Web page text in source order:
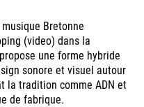
Bretonne
(video) dans la
propose une forme hybride
sonore et visuel autour
la tradition comme ADN et
de fabrique.